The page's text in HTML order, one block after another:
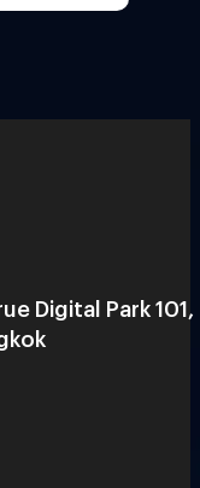
Digital Park 101,